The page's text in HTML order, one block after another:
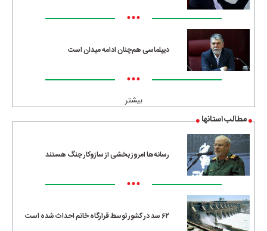
•••
دیپلماسی هم‌چنان ادامه میدان است
•••
بیشتر
مطالب استانها
رسانه‌ها امروز بخشی از سازوکار جنگ هستند
•••
۶۲ سد در کشور توسط قرارگاه خاتم احداث شده است